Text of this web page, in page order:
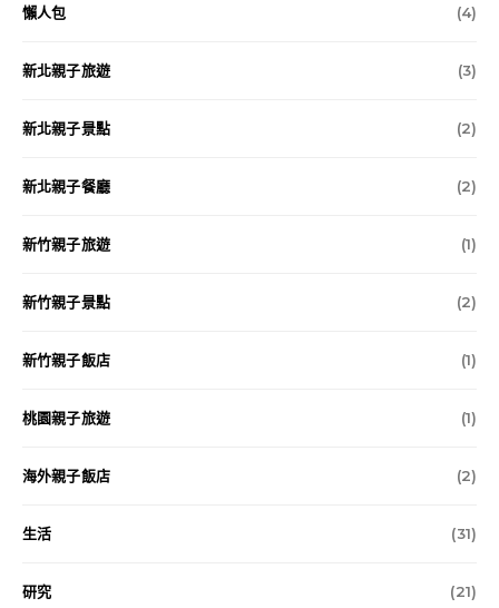
懶人包 (4)
新北親子旅遊 (3)
新北親子景點 (2)
新北親子餐廳 (2)
新竹親子旅遊 (1)
新竹親子景點 (2)
新竹親子飯店 (1)
桃園親子旅遊 (1)
海外親子飯店 (2)
生活 (31)
研究 (21)